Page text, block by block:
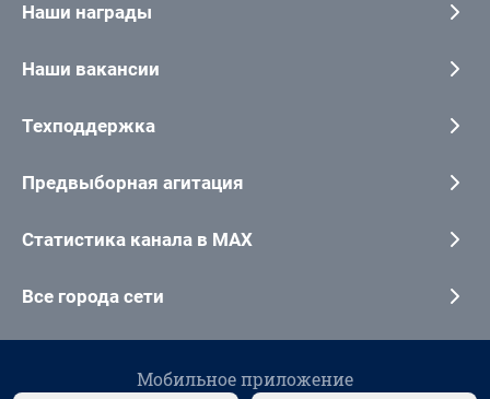
Наши награды
Наши вакансии
Техподдержка
Предвыборная агитация
Статистика канала в MAX
Все города сети
Мобильное приложение